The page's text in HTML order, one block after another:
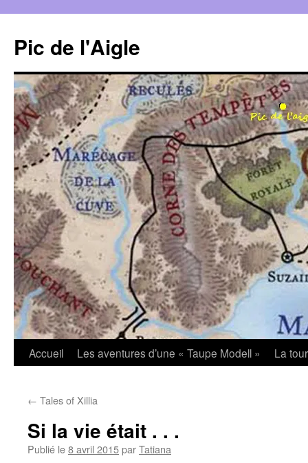
contenu
Pic de l'Aigle
Accueil Les aventures d’une « Taupe Modell » La
← Tales of Xillia
Si la vie était . . .
Publié le8 avril 2015parTatiana